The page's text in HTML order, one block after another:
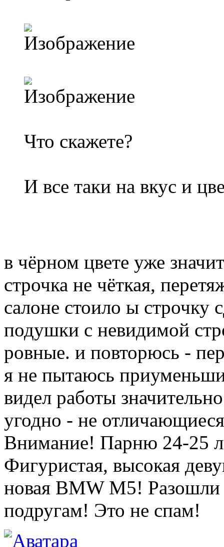
Что скажете?
И все таки на вкус и
в чёрном цвете уже
строчка не чёткая,
салоне стоило ы строчку
подушки с невидимой
ровные. и повторюсь -
я не пытаюсь
видел работы
угодно - не
Внимание! Парню 24-25
Фигуристая, высокая
новая BMW M5! Разошли
подругам! Это не спам!